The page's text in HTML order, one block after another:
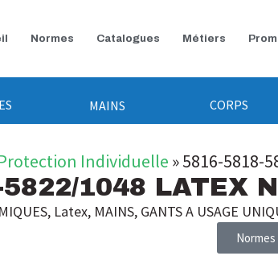
Normes Catalogues Métiers
MAINS CORPS
Individuelle »5816-5818-
1048 LATEX
, Latex, MAINS, GANTS A USAGE
Normes